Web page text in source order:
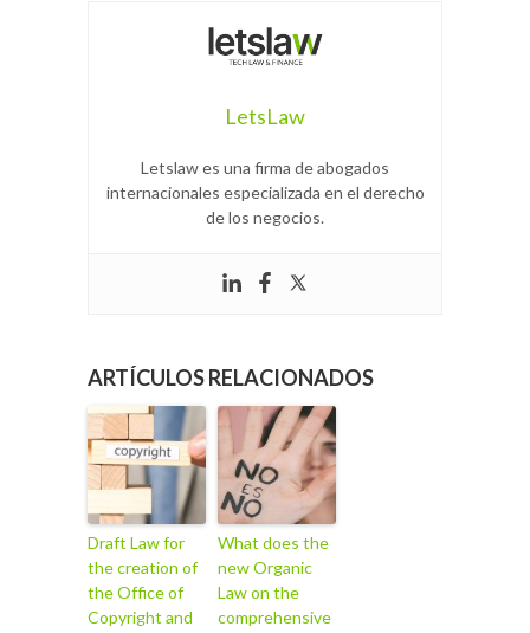
LetsLaw
Letslaw es una firma de abogados
internacionales especializada en el derecho
de los negocios.
ARTÍCULOS RELACIONADOS
Draft Law for
the creation of
the Office of
Copyright and
What does the
new Organic
Law on the
comprehensive